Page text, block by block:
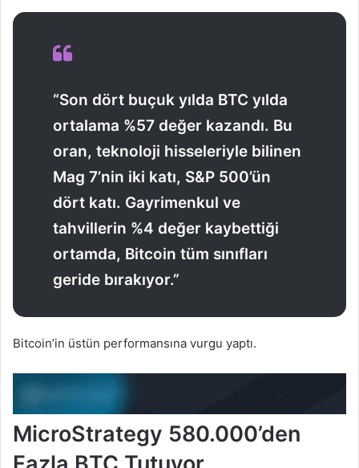
“Son dört buçuk yılda BTC yılda
ortalama %57 değer kazandı. Bu
oran, teknoloji hisseleriyle bilinen
Mag 7’nin iki katı, S&P 500’ün
dört katı. Gayrimenkul ve
tahvillerin %4 değer kaybettiği
ortamda, Bitcoin tüm sınıfları
geride bırakıyor.”
Bitcoin’in üstün performansına vurgu yaptı.
MicroStrategy 580.000’den